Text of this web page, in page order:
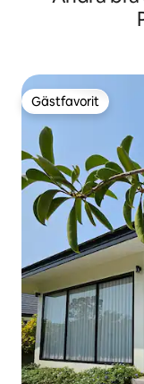
Gästfavorit
Gästfavorit